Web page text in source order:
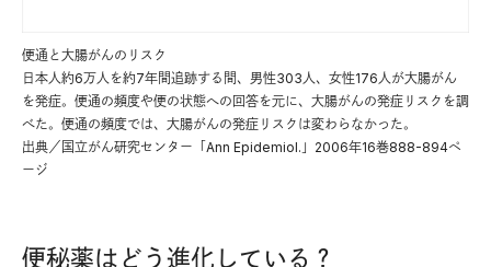
便通と大腸がんのリスク
日本人約6万人を約7年間追跡する間、男性303人、女性176人が大腸がん
を発症。便通の頻度や便の状態への回答を元に、大腸がんの発症リスクを調
べた。便通の頻度では、大腸がんの発症リスクは変わらなかった。
出典／国立がん研究センター「Ann Epidemiol.」2006年16巻888-894ペ
ージ
便秘薬はどう進化している？